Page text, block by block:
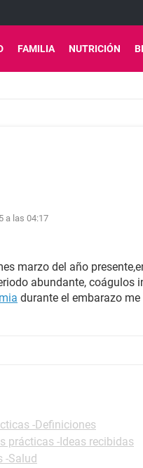
FAMILIA NUTRICIÓN
a las 04:17
marzo del año
abundante, coágulos
durante el embarazo
-Definiciones
prácticas -Ideas recibidas
-Salud